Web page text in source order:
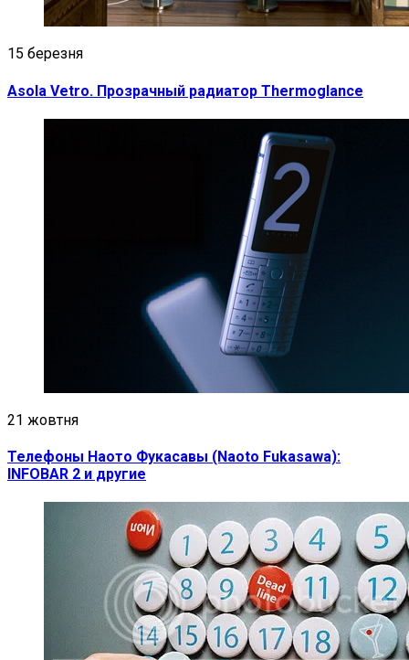
15 березня
Asola Vetro. Прозрачный радиатор Thermoglance
21 жовтня
Телефоны Наото Фукасавы (Naoto Fukasawa):
INFOBAR 2 и другие